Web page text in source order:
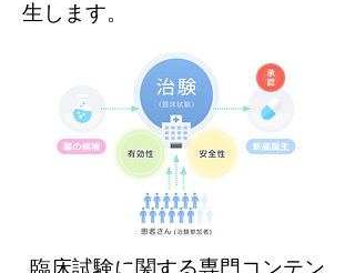
生します。
臨床試験に関する専門コンテン